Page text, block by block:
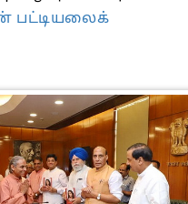
பட்டியலைக்